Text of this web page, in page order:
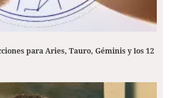
para Aries, Tauro, Géminis y los 12